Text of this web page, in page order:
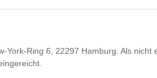
York-Ring 6, 22297 Hamburg. Als nicht